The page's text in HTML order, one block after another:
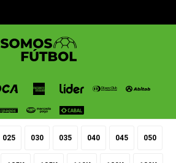
025 030 035 040 045 050